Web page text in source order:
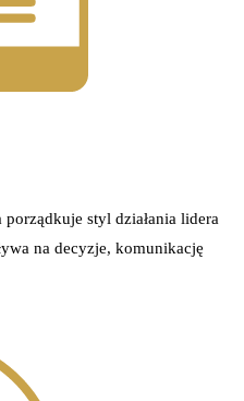
styl działania lidera
na decyzje, komunikację